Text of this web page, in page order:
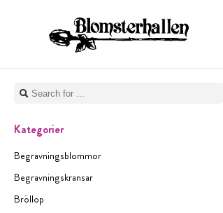
Kategorier
Begravningsblommor
Begravningskransar
Bröllop